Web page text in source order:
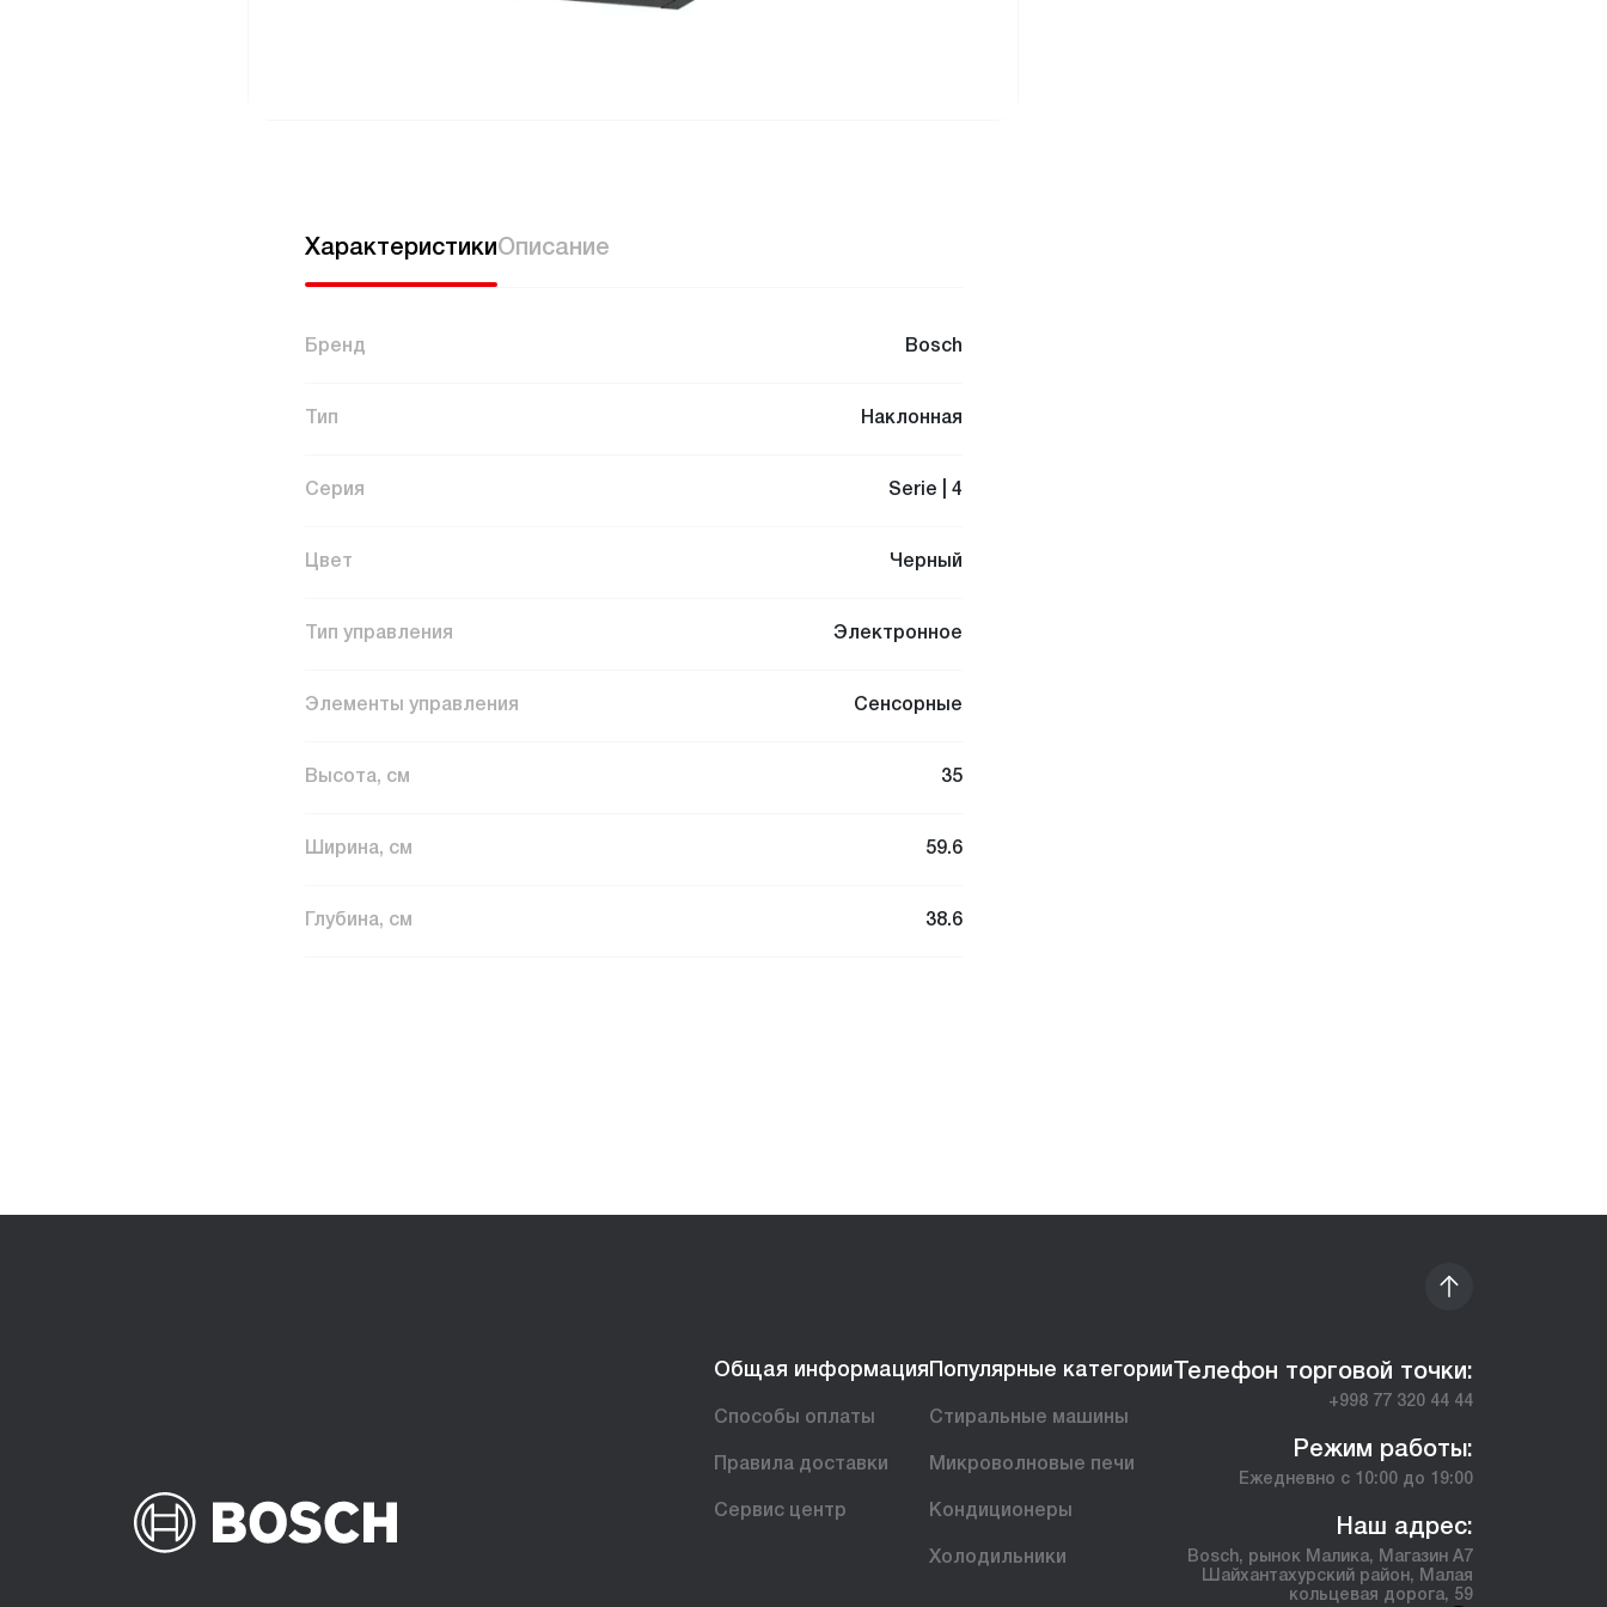
ХарактеристикиОписание
Бренд Bosch
Тип Наклонная
Серия Serie | 4
Цвет Черный
Тип управления Электронное
Элементы управления Сенсорные
Высота, см 35
Ширина, см 59.6
Глубина, см 38.6
Общая информация
Способы оплаты
Правила доставки
Сервис центр
Популярные категории
Стиральные машины
Микроволновые печи
Кондиционеры
Холодильники
Телефон торговой точки:
+998 77 320 44 44
Режим работы:
Ежедневно с 10:00 до 19:00
Наш адрес:
Bosch, рынок Малика, Магазин А7
Шайхантахурский район, Малая
кольцевая дорога, 59